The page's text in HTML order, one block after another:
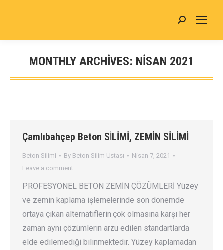
MONTHLY ARCHIVES: NISAN 2021
You are here:
Çamlıbahçep Beton SİLİMİ, ZEMİN SİLİMİ
Beton Silimi By Beton Silim Ustası
Nisan 7, 2021
Leave a comment
PROFESYONEL BETON ZEMİN ÇÖZÜMLERİ Yüzey
ve zemin kaplama işlemelerinde son dönemde
ortaya çıkan alternatiflerin çok olmasına karşı her
zaman aynı çözümlerin arzu edilen standartlarda
elde edilemediği bilinmektedir. Yüzey kaplamadan